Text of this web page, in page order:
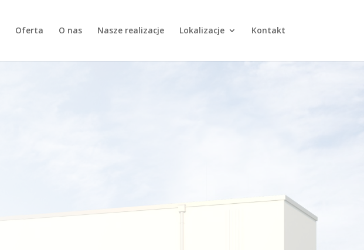
Oferta O nas Nasze realizacje Lokalizacje Kontakt